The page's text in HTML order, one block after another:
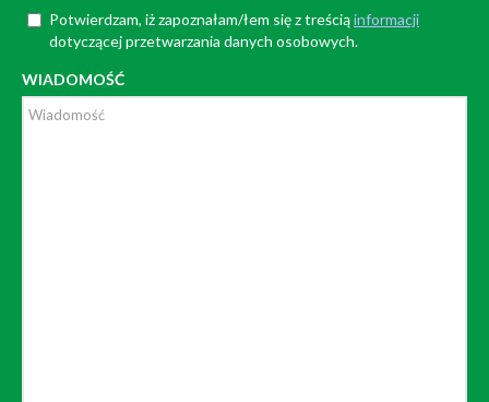
Potwierdzam, iż zapoznałam/łem się z treściąinformacji
dotyczącej przetwarzania danych osobowych.
WIADOMOŚĆ